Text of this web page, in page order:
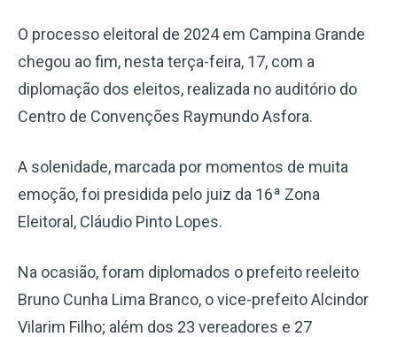
O processo eleitoral de 2024 em Campina Grande
chegou ao fim, nesta terça-feira, 17, com a
diplomação dos eleitos, realizada no auditório do
Centro de Convenções Raymundo Asfora.
A solenidade, marcada por momentos de muita
emoção, foi presidida pelo juiz da 16ª Zona
Eleitoral, Cláudio Pinto Lopes.
Na ocasião, foram diplomados o prefeito reeleito
Bruno Cunha Lima Branco, o vice-prefeito Alcindor
Vilarim Filho; além dos 23 vereadores e 27